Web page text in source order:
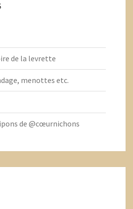
de la levrette
menottes etc.
de @cœurnichons